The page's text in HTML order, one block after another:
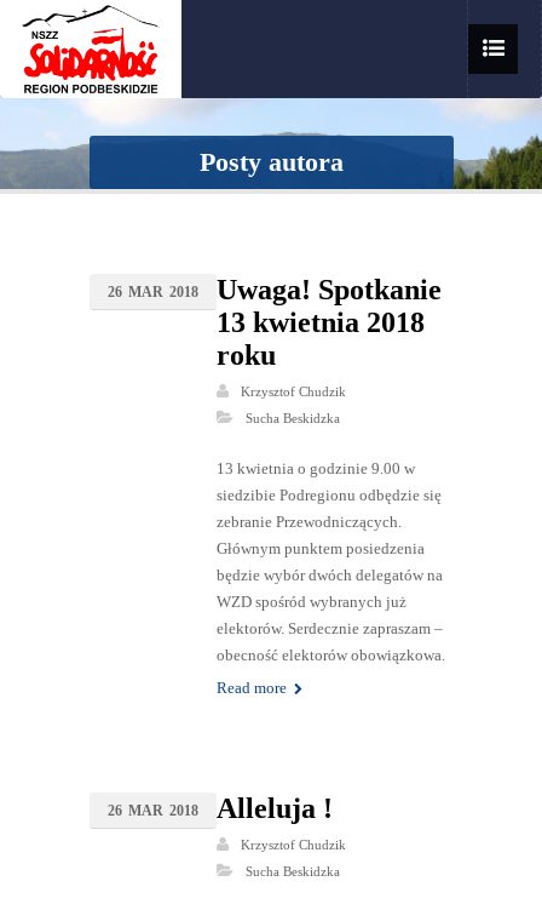
Posty autora
26 MAR 2018
Uwaga! Spotkanie
13 kwietnia 2018
roku
Krzysztof Chudzik
Sucha Beskidzka
13 kwietnia o godzinie 9.00 w
siedzibie Podregionu odbędzie się
zebranie Przewodniczących.
Głównym punktem posiedzenia
będzie wybór dwóch delegatów na
WZD spośród wybranych już
elektorów. Serdecznie zapraszam –
obecność elektorów obowiązkowa.
Read more
26 MAR 2018 Alleluja !
Krzysztof Chudzik
Sucha Beskidzka